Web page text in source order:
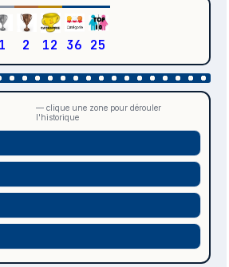
1 2 12 36 25
— clique une zone pour dérouler
l'historique